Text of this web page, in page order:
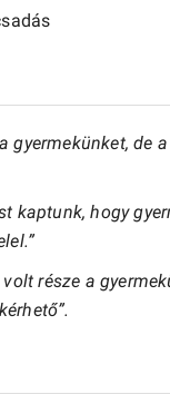
gyermekünket, de
kaptunk, hogy
része a